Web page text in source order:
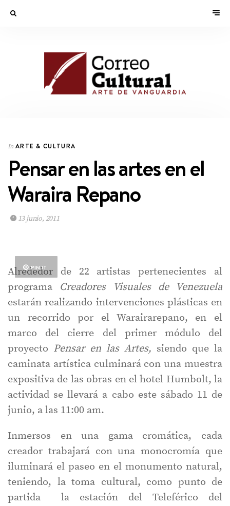
In ARTE & CULTURA
Pensar en las artes en el
Waraira Repano
13 junio, 2011
PIN IT
Alrededor de 22 artistas pertenecientes al
programa Creadores Visuales de Venezuela
estarán realizando intervenciones plásticas en
un recorrido por el Warairarepano, en el
marco del cierre del primer módulo del
proyecto Pensar en las Artes, siendo que la
caminata artística culminará con una muestra
expositiva de las obras en el hotel Humbolt, la
actividad se llevará a cabo este sábado 11 de
junio, a las 11:00 am.
Inmersos en una gama cromática, cada
creador trabajará con una monocromía que
iluminará el paseo en el monumento natural,
teniendo, la toma cultural, como punto de
partida la estación del Teleférico del